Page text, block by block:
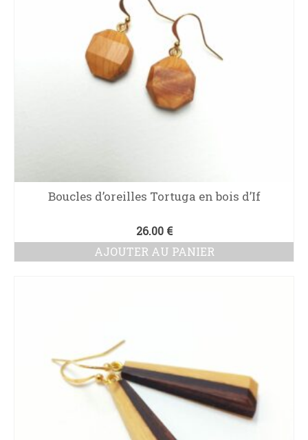
Boucles d’oreilles Tortuga en bois d’If
26.00 €
AJOUTER AU PANIER